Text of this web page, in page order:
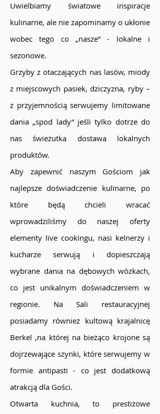
Uwielbiamy światowe inspiracje
kulinarne, ale nie zapominamy o ukłonie
wobec tego co „nasze” - lokalne i
sezonowe.
Grzyby z otaczających nas lasów, miody
z miejscowych pasiek, dziczyzna, ryby –
z przyjemnością serwujemy limitowane
dania „spod lady” jeśli tylko dotrze do
nas świeżutka dostawa lokalnych
produktów.
Aby zapewnić naszym Gościom jak
najlepsze doświadczenie kulinarne, po
które będą chcieli wracać
wprowadziliśmy do naszej oferty
elementy live cookingu, nasi kelnerzy i
kucharze serwują i dopieszczają
wybrane dania na dębowych wózkach,
co jest unikalnym doświadczeniem w
regionie. Na Sali restauracyjnej
posiadamy również kultową krajalnicę
Berkel ,na której na bieżąco krojone są
dojrzewające szynki, które serwujemy w
formie antipasti - co jest dodatkową
atrakcją dla Gości.
Otwarta kuchnia, to prestiżowe